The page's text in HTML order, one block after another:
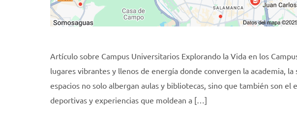
Artículo sobre Campus Universitarios Explorando la Vida en los
lugares vibrantes y llenos de energía donde convergen la academia,
espacios no solo albergan aulas y bibliotecas, sino que también son
deportivas y experiencias que moldean a […]